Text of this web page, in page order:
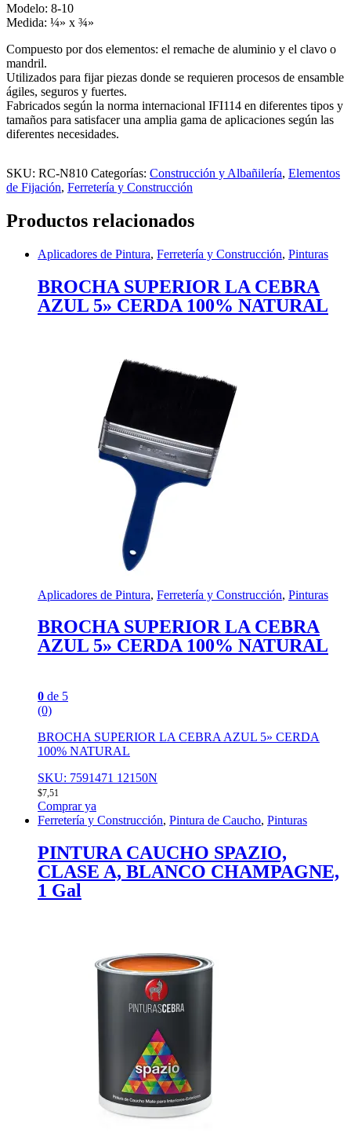
Modelo: 8-10
Medida: ¼» x ¾»
Compuesto por dos elementos: el remache de aluminio y el clavo o
mandril.
Utilizados para fijar piezas donde se requieren procesos de ensamble
ágiles, seguros y fuertes.
Fabricados según la norma internacional IFI114 en diferentes tipos y
tamaños para satisfacer una amplia gama de aplicaciones según las
diferentes necesidades.
SKU: RC-N810 Categorías: Construcción y Albañilería, Elementos
de Fijación, Ferretería y Construcción
Productos relacionados
Aplicadores de Pintura, Ferretería y Construcción, Pinturas
BROCHA SUPERIOR LA CEBRA
AZUL 5» CERDA 100% NATURAL
Aplicadores de Pintura, Ferretería y Construcción, Pinturas
BROCHA SUPERIOR LA CEBRA
AZUL 5» CERDA 100% NATURAL
0 de 5
(0)
BROCHA SUPERIOR LA CEBRA AZUL 5» CERDA
100% NATURAL
SKU: 7591471 12150N
$7,51
Comprar ya
Ferretería y Construcción, Pintura de Caucho, Pinturas
PINTURA CAUCHO SPAZIO,
CLASE A, BLANCO CHAMPAGNE,
1 Gal